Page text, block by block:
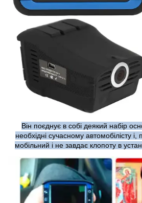
Він поєднує в собі деякий набір
необхідні сучасному автомобілісту
мобільний і не завдає клопоту в